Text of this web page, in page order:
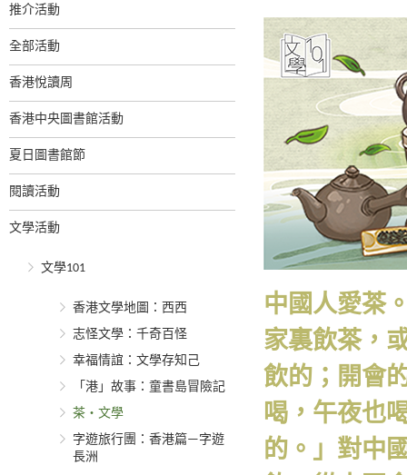
推介活動
全部活動
香港悅讀周
香港中央圖書館活動
夏日圖書館節
閱讀活動
文學活動
文學101
香港文學地圖：西西
志怪文學：千奇百怪
幸福情誼：文學存知己
「港」故事：童書島冒險記
茶‧文學
字遊旅行團：香港篇—字遊
長洲
中國人愛茶
家裏飲茶，
飲的；開會
喝，午夜也
的。」對中